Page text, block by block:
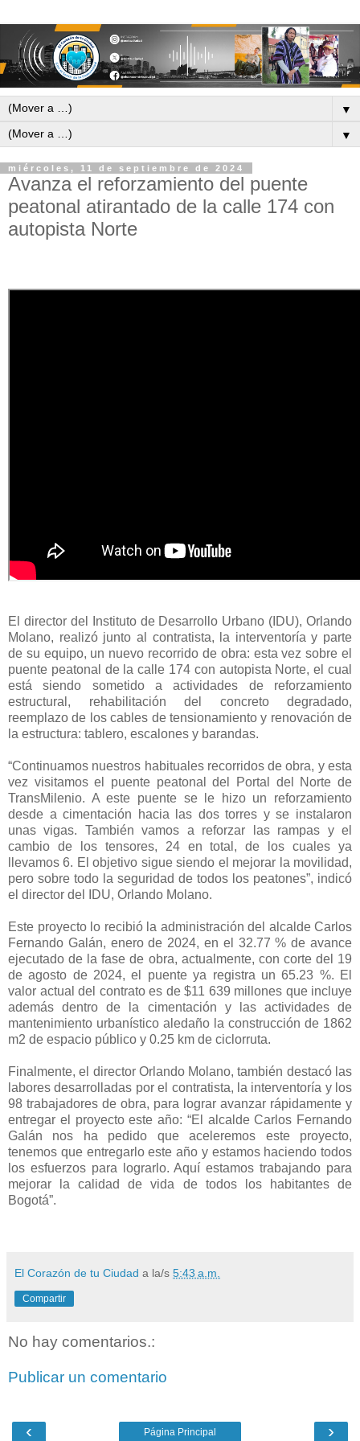
▼
▼
miércoles, 11 de septiembre de 2024
Avanza el reforzamiento del puente
peatonal atirantado de la calle 174 con
autopista Norte
El director del Instituto de Desarrollo Urbano (IDU), Orlando
Molano, realizó junto al contratista, la interventoría y parte
de su equipo, un nuevo recorrido de obra: esta vez sobre el
puente peatonal de la calle 174 con autopista Norte, el cual
está siendo sometido a actividades de reforzamiento
estructural, rehabilitación del concreto degradado,
reemplazo de los cables de tensionamiento y renovación de
la estructura: tablero, escalones y barandas.
“Continuamos nuestros habituales recorridos de obra, y esta
vez visitamos el puente peatonal del Portal del Norte de
TransMilenio. A este puente se le hizo un reforzamiento
desde a cimentación hacia las dos torres y se instalaron
unas vigas. También vamos a reforzar las rampas y el
cambio de los tensores, 24 en total, de los cuales ya
llevamos 6. El objetivo sigue siendo el mejorar la movilidad,
pero sobre todo la seguridad de todos los peatones”, indicó
el director del IDU, Orlando Molano.
Este proyecto lo recibió la administración del alcalde Carlos
Fernando Galán, enero de 2024, en el 32.77 % de avance
ejecutado de la fase de obra, actualmente, con corte del 19
de agosto de 2024, el puente ya registra un 65.23 %. El
valor actual del contrato es de $11 639 millones que incluye
además dentro de la cimentación y las actividades de
mantenimiento urbanístico aledaño la construcción de 1862
m2 de espacio público y 0.25 km de ciclorruta.
Finalmente, el director Orlando Molano, también destacó las
labores desarrolladas por el contratista, la interventoría y los
98 trabajadores de obra, para lograr avanzar rápidamente y
entregar el proyecto este año: “El alcalde Carlos Fernando
Galán nos ha pedido que aceleremos este proyecto,
tenemos que entregarlo este año y estamos haciendo todos
los esfuerzos para lograrlo. Aquí estamos trabajando para
mejorar la calidad de vida de todos los habitantes de
Bogotá”.
El Corazón de tu Ciudad a la/s 5:43 a.m.
Compartir
No hay comentarios.:
Publicar un comentario
‹ ›
Página Principal